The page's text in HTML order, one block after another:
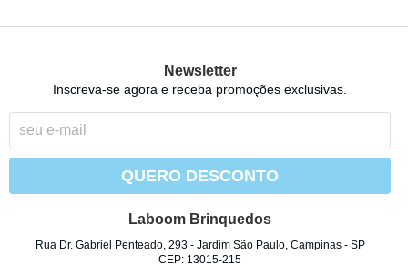
Newsletter
Inscreva-se agora e receba promoções exclusivas.
QUERO DESCONTO
Laboom Brinquedos
Rua Dr. Gabriel Penteado, 293- Jardim São Paulo, Campinas- SP
CEP: 13015-215